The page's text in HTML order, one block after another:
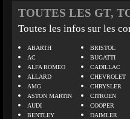
TOUTES LES GT,
Toutes les infos sur les
ABARTH
AC
ALFA ROMEO
ALLARD
AMG
ASTON MARTIN
AUDI
BENTLEY
BRISTOL
BUGATTI
CADILLAC
CHEVROLET
CHRYSLER
CITROEN
COOPER
DAIMLER